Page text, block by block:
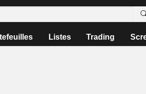
Listes Trading